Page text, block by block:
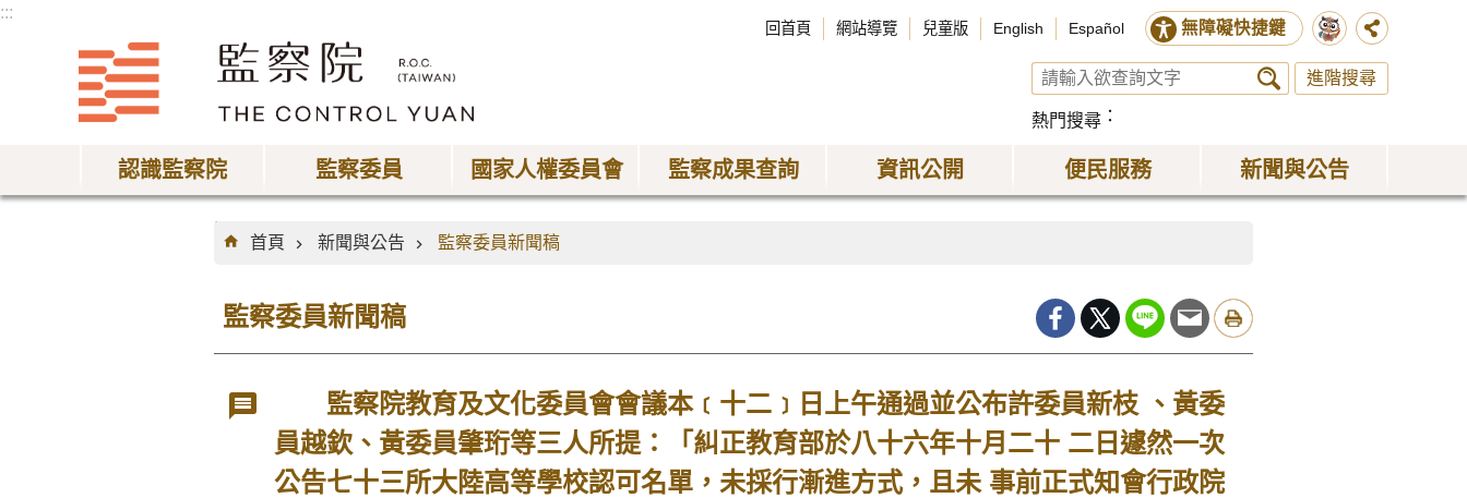
:::
回首頁 網站導覽 兒童版 English Español 無障礙快捷鍵
進階搜尋
熱門搜尋
認識監察院 監察委員 國家人權委員會 監察成果查詢 資訊公開 便民服務 新聞與公告
:::
首頁
新聞與公告 監察委員新聞稿
監察委員新聞稿
監察院教育及文化委員會會議本﹝十二﹞日上午通過並公布許委員新枝 、黃委
員越欽、黃委員肇珩等三人所提：「糾正教育部於八十六年十月二十 二日遽然一次
公告七十三所大陸高等學校認可名單，未採行漸進方式，且未 事前正式知會行政院